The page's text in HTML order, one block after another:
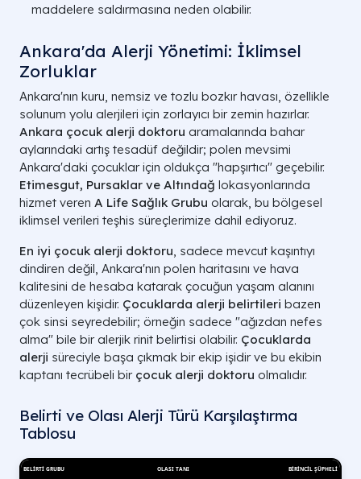
maddelere saldırmasına neden olabilir.
Ankara'da Alerji Yönetimi: İklimsel
Zorluklar
Ankara'nın kuru, nemsiz ve tozlu bozkır havası, özellikle
solunum yolu alerjileri için zorlayıcı bir zemin hazırlar.
Ankara çocuk alerji doktoru aramalarında bahar
aylarındaki artış tesadüf değildir; polen mevsimi
Ankara'daki çocuklar için oldukça "hapşırtıcı" geçebilir.
Etimesgut, Pursaklar ve Altındağ lokasyonlarında
hizmet veren A Life Sağlık Grubu olarak, bu bölgesel
iklimsel verileri teşhis süreçlerimize dahil ediyoruz.
En iyi çocuk alerji doktoru , sadece mevcut kaşıntıyı
dindiren değil, Ankara'nın polen haritasını ve hava
kalitesini de hesaba katarak çocuğun yaşam alanını
düzenleyen kişidir. Çocuklarda alerji belirtileri bazen
çok sinsi seyredebilir; örneğin sadece "ağızdan nefes
alma" bile bir alerjik rinit belirtisi olabilir. Çocuklarda
alerji süreciyle başa çıkmak bir ekip işidir ve bu ekibin
kaptanı tecrübeli bir çocuk alerji doktoru olmalıdır.
Belirti ve Olası Alerji Türü Karşılaştırma
Tablosu